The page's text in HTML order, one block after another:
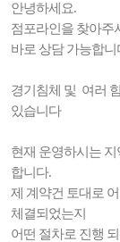
안녕하세요.
점포라인을 찾아주
바로 상담 가능합니
경기침체 및 여러
있습니다
현재 운영하시는
합니다.
제 계약건 토대로
체결되었는지
어떤 절차로 진행